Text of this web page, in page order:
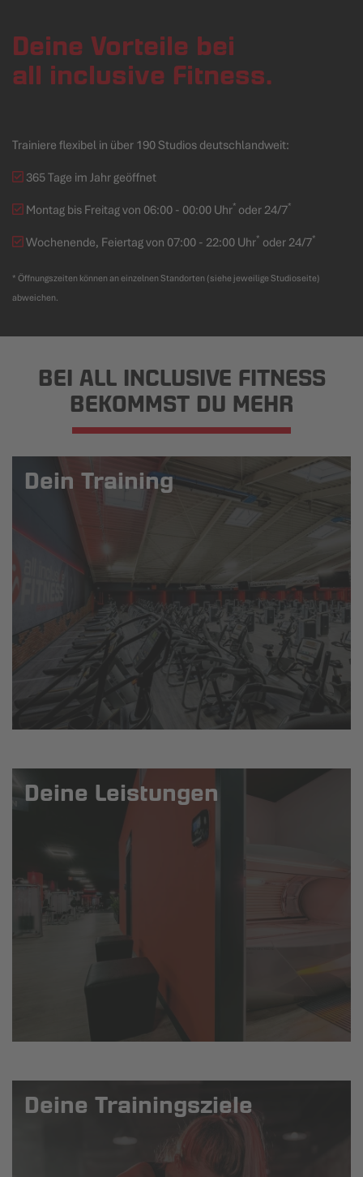
Deine Vorteile bei
all inclusive Fitness.
Trainiere flexibel in über 190 Studios deutschlandweit:
365 Tage im Jahr geöffnet
Montag bis Freitag von 06:00 - 00:00 Uhr* oder 24/7*
Wochenende, Feiertag von 07:00 - 22:00 Uhr* oder 24/7*
* Öffnungszeiten können an einzelnen Standorten (siehe jeweilige Studioseite)
abweichen.
BEI ALL INCLUSIVE FITNESS
BEKOMMST DU MEHR
Dein Training
Deine Leistungen
Deine Trainingsziele